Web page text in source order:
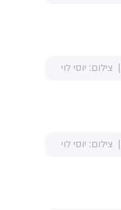
צילום: יוסי לוי
צילום: יוסי לוי